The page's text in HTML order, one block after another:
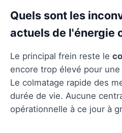
Quels sont les
actuels de l'énergie
Le principal frein reste le
encore trop élevé pour
Le colmatage rapide des
durée de vie. Aucune
opérationnelle à ce jour à